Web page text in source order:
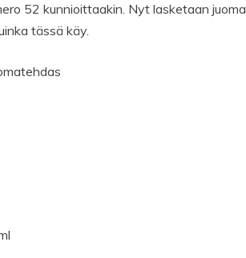
52 kunnioittaakin. Nyt lasketaan juoma
tässä käy.